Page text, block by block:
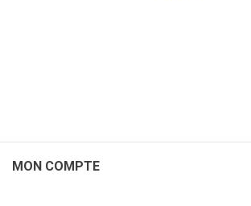
MON COMPTE